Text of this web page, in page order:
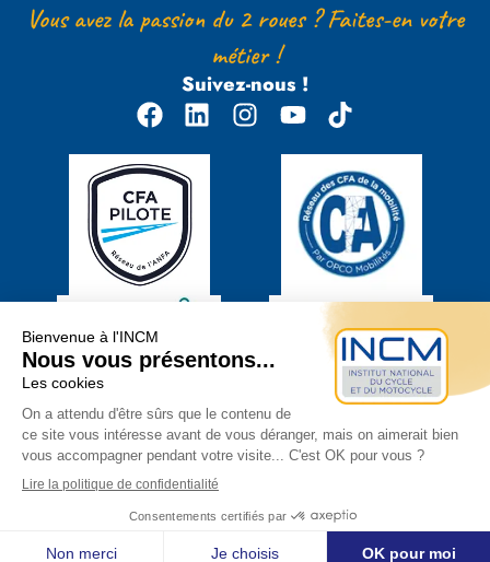
Vous avez la passion du 2 roues ? Faites-en votre
métier !
Suivez-nous !
© 2026 INCM - Tous droits réservés
Mentions légales Politique de confidentialité